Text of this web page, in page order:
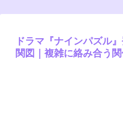
ドラマ『ナインパズル
関図｜複雑に絡み合う